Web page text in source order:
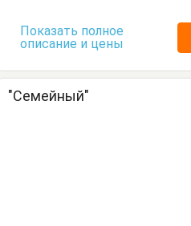
Показать полное
описание и цены
"Семейный"